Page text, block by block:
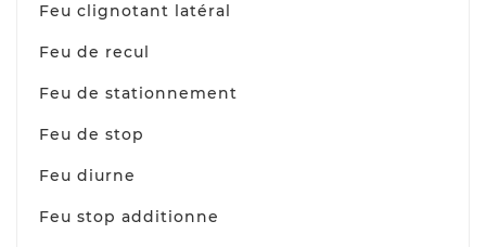
Feu clignotant latéral
Feu de recul
Feu de stationnement
Feu de stop
Feu diurne
Feu stop additionne